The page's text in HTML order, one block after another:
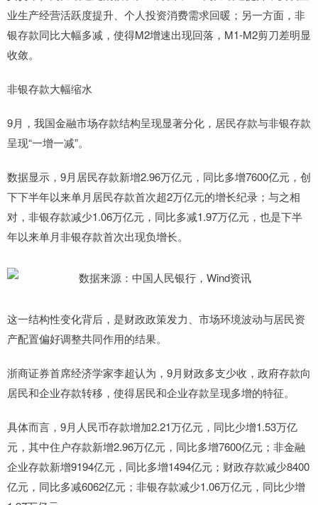
业生产经营活跃度提升、个人投资消费需求回暖；另一方面，非
银存款同比大幅多减，使得M2增速出现回落，M1-M2剪刀差明显
收敛。
非银存款大幅缩水
9月，我国金融市场存款结构呈现显著分化，居民存款与非银存款
呈现“一增一减”。
数据显示，9月居民存款新增2.96万亿元，同比多增7600亿元，创
下下半年以来单月居民存款首次超2万亿元的增长纪录；与之相
对，非银存款减少1.06万亿元，同比多减1.97万亿元，也是下半
年以来单月非银存款首次出现负增长。
这一结构性变化背后，是财政政策发力、市场环境波动与居民资
产配置偏好调整共同作用的结果。
浙商证券首席经济学家李超认为，9月财政多支少收，政府存款向
居民和企业存款转移，使得居民和企业存款呈现多增的特征。
具体而言，9月人民币存款增加2.21万亿元，同比少增1.53万亿
元，其中住户存款新增2.96万亿元，同比多增7600亿元；非金融
企业存款新增9194亿元，同比多增1494亿元；财政存款减少8400
亿元，同比多减6062亿元；非银存款减少1.06万亿元，同比少增